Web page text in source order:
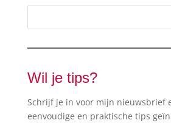
Wil je tips?
Schrijf je in voor mijn nieuwsbrief
eenvoudige en praktische tips